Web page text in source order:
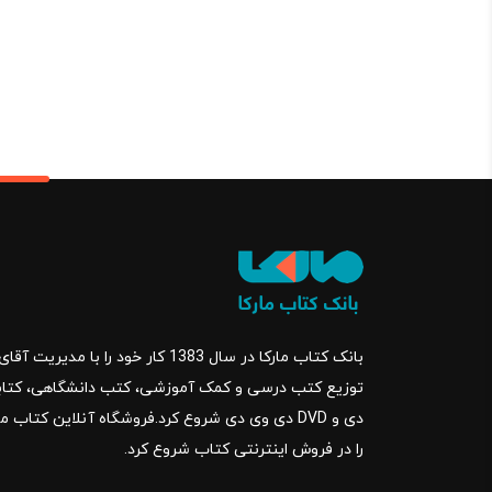
بانک کتاب مارکا در سال 1383 کار
را در فروش اینترنتی کتاب شروع کرد.